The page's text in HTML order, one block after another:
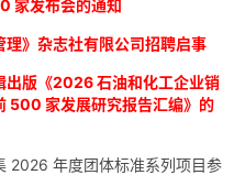
家发布会的通知
理》杂志社有限公司招聘启事
出版《2026 石油和化工企业销
500 家发展研究报告汇编》的
2026 年度团体标准系列项目参